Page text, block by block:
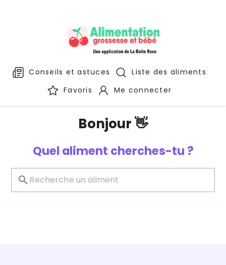
Conseils et astuces
Liste des aliments
Favoris
Me connecter
Bonjour 👋
Quel aliment cherches-tu ?